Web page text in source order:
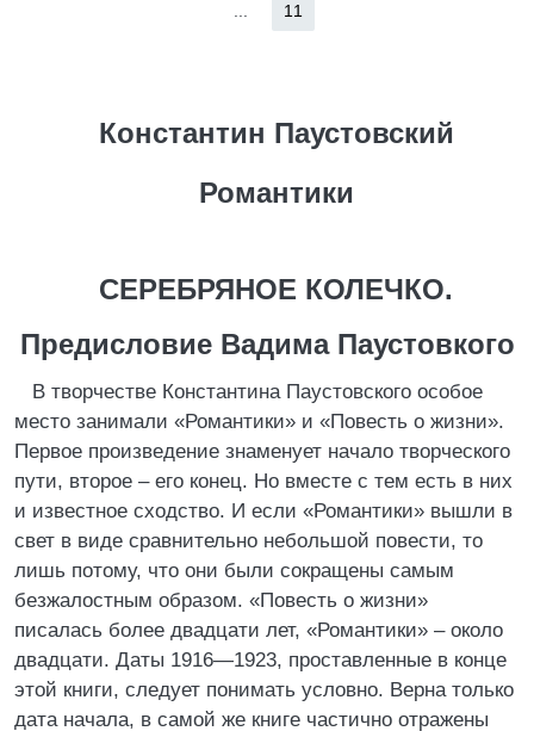
11
Константин Паустовский
Романтики
СЕРЕБРЯНОЕ КОЛЕЧКО.
Предисловие Вадима Паустовкого
В творчестве Константина Паустовского особое
место занимали «Романтики» и «Повесть о жизни».
Первое произведение знаменует начало творческого
пути, второе – его конец. Но вместе с тем есть в них
и известное сходство. И если «Романтики» вышли в
свет в виде сравнительно небольшой повести, то
лишь потому, что они были сокращены самым
безжалостным образом. «Повесть о жизни»
писалась более двадцати лет, «Романтики» – около
двадцати. Даты 1916—1923, проставленные в конце
этой книги, следует понимать условно. Верна только
дата начала, в самой же книге частично отражены